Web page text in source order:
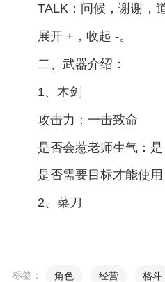
TALK：问候，谢谢，
展开 +，收起 -。
二、武器介绍：
1、木剑
攻击力：一击致命
是否会惹老师生气：是
是否需要目标才能使
2、菜刀
标签： 角色 经营 格斗